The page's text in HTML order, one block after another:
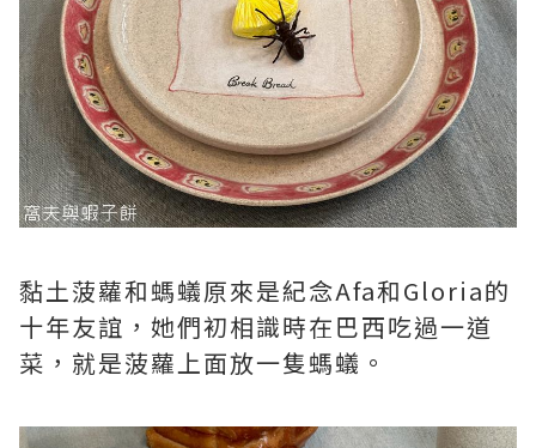
黏土菠蘿和螞蟻原來是紀念Afa和Gloria的
十年友誼，她們初相識時在巴西吃過一道
菜，就是菠蘿上面放一隻螞蟻。